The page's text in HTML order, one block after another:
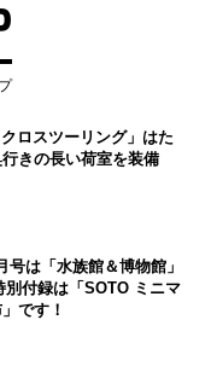
クロスツーリング」はた
きの長い荷室を装備
号は「水族館＆博物館」
別付録は「SOTO ミニマ
です！